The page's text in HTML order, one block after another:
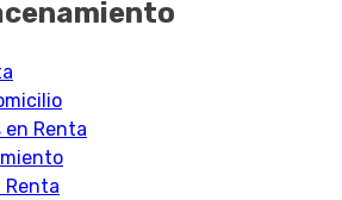
en Renta
Renta